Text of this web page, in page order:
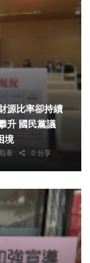
境
看 0 分享